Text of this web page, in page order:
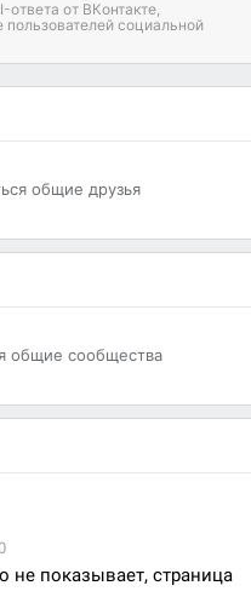
от ВКонтакте,
социальной
общие друзья
общие сообщества